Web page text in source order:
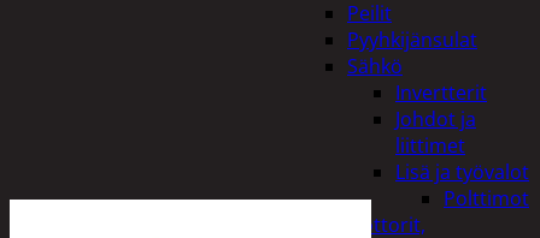
Peilit
Pyyhkijänsulat
Sähkö
Invertterit
Johdot ja
liittimet
Lisä ja työvalot
Polttimot
Irtomoottorit,